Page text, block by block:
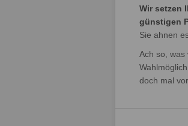
Wir setzen
günstigen
Sie ahnen
Ach so, was
doch mal